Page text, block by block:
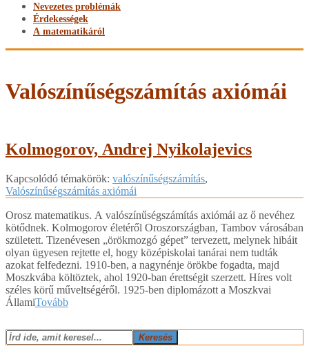
Nevezetes problémák
Érdekességek
A matematikáról
Valószínűségszámítás axiómái
Kolmogorov, Andrej Nyikolajevics
2018-
02-
Kapcsolódó témakörök: valószínűségszámítás,
Valószínűségszámítás axiómái
Orosz matematikus. A valószínűségszámítás axiómái az ő nevéhez
kötődnek. Kolmogorov életéről Oroszországban, Tambov városában
született. Tizenévesen „örökmozgó gépet” tervezett, melynek hibáit
olyan ügyesen rejtette el, hogy középiskolai tanárai nem tudták
azokat felfedezni. 1910-ben, a nagynénje örökbe fogadta, majd
Moszkvába költöztek, ahol 1920-ban érettségit szerzett. Híres volt
széles körű műveltségéről. 1925-ben diplomázott a Moszkvai
ÁllamiTovább
Keresés